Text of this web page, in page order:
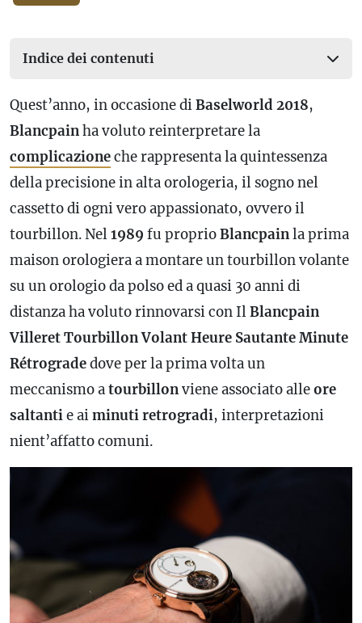
Indice dei contenuti
Quest’anno, in occasione diBaselworld 2018,
Blancpainha voluto reinterpretare la
complicazioneche rappresenta la quintessenza
della precisione in alta orologeria, il sogno nel
cassetto di ogni vero appassionato, ovvero il
tourbillon. Nel1989 fu proprioBlancpainla prima
maison orologiera a montare un tourbillon volante
su un orologio da polso ed a quasi 30 anni di
distanza ha voluto rinnovarsi con IlBlancpain
Villeret Tourbillon Volant Heure Sautante Minute
Rétrogradedove per la prima volta un
meccanismo atourbillonviene associato alleore
saltantie aiminuti retrogradi, interpretazioni
nient’affatto comuni.